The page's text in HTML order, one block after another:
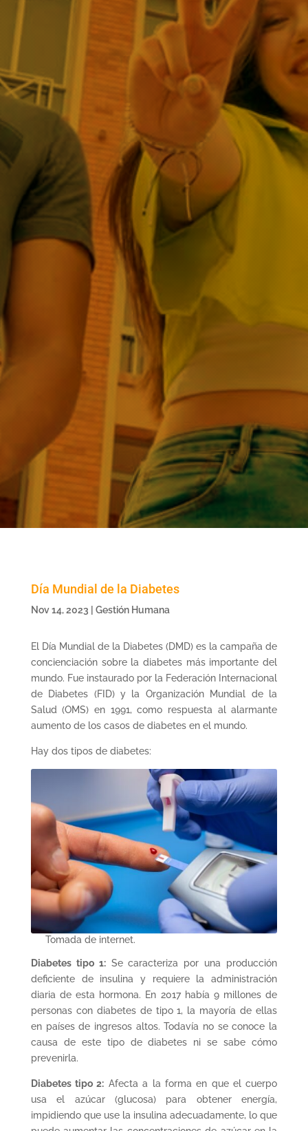
Día Mundial de la Diabetes
Nov 14, 2023 Gestión Humana
El Día Mundial de la Diabetes (DMD) es la campaña de
concienciación sobre la diabetes más importante del
mundo. Fue instaurado por la Federación Internacional
de Diabetes (FID) y la Organización Mundial de la
Salud (OMS) en 1991, como respuesta al alarmante
aumento de los casos de diabetes en el mundo.
Hay dos tipos de diabetes:
Tomada de internet.
Diabetes tipo 1:Se caracteriza por una producción
deficiente de insulina y requiere la administración
diaria de esta hormona. En 2017 había 9 millones de
personas con diabetes de tipo 1, la mayoría de ellas
en países de ingresos altos. Todavía no se conoce la
causa de este tipo de diabetes ni se sabe cómo
prevenirla.
Diabetes tipo 2: Afecta a la forma en que el cuerpo
usa el azúcar (glucosa) para obtener energía,
impidiendo que use la insulina adecuadamente, lo que